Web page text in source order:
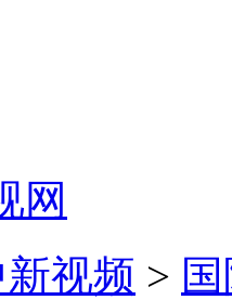
网
新视频 >